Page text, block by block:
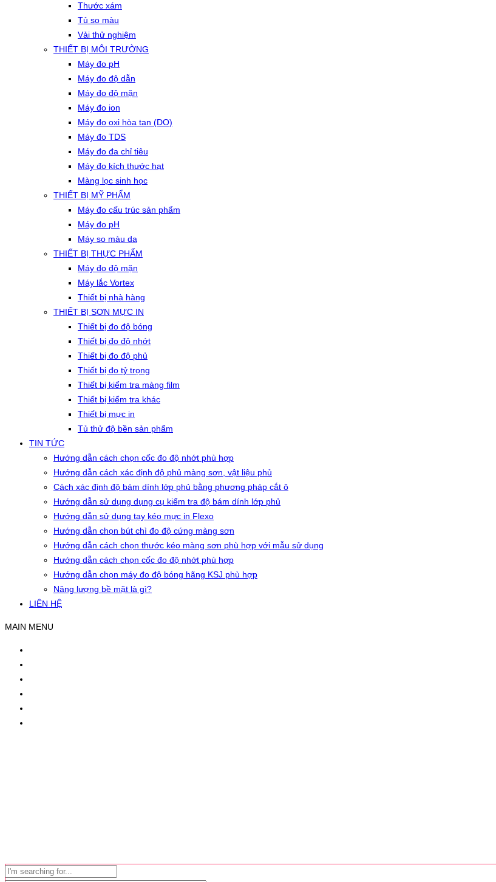
Thước xám
Tủ so màu
Vải thử nghiệm
THIẾT BỊ MÔI TRƯỜNG
Máy đo pH
Máy đo độ dẫn
Máy đo độ mặn
Máy đo ion
Máy đo oxi hòa tan (DO)
Máy đo TDS
Máy đo đa chỉ tiêu
Máy đo kích thước hạt
Màng lọc sinh học
THIẾT BỊ MỸ PHẨM
Máy đo cấu trúc sản phẩm
Máy đo pH
Máy so màu da
THIẾT BỊ THỰC PHẨM
Máy đo độ mặn
Máy lắc Vortex
Thiết bị nhà hàng
THIẾT BỊ SƠN MỰC IN
Thiết bị đo độ bóng
Thiết bị đo độ nhớt
Thiết bị đo độ phủ
Thiết bị đo tỷ trọng
Thiết bị kiểm tra màng film
Thiết bị kiểm tra khác
Thiết bị mực in
Tủ thử độ bền sản phẩm
TIN TỨC
Hướng dẫn cách chọn cốc đo độ nhớt phù hợp
Hướng dẫn cách xác định độ phủ màng sơn, vật liệu phủ
Cách xác định độ bám dính lớp phủ bằng phương pháp cắt ô
Hướng dẫn sử dụng dụng cụ kiểm tra độ bám dính lớp phủ
Hướng dẫn sử dụng tay kéo mực in Flexo
Hướng dẫn chọn bút chì đo độ cứng màng sơn
Hướng dẫn cách chọn thước kéo màng sơn phù hợp với mẫu sử dụng
Hướng dẫn cách chọn cốc đo độ nhớt phù hợp
Hướng dẫn chọn máy đo độ bóng hãng KSJ phù hợp
Năng lượng bề mặt là gì?
LIÊN HỆ
MAIN MENU